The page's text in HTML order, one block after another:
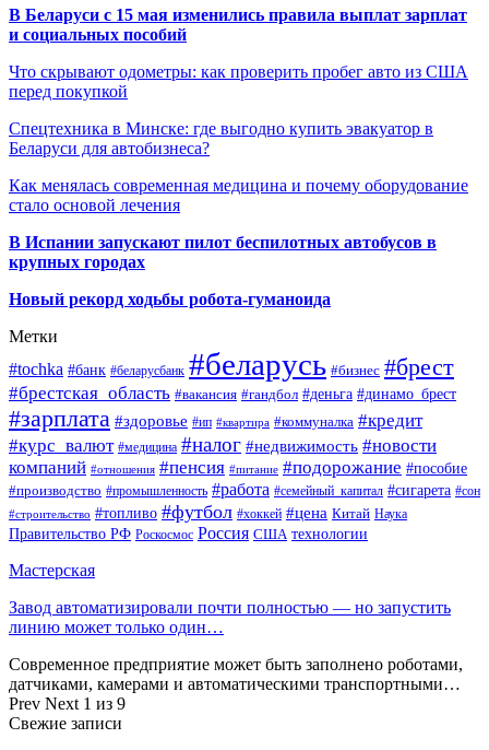
В Беларуси с 15 мая изменились правила выплат зарплат
и социальных пособий
Что скрывают одометры: как проверить пробег авто из США
перед покупкой
Спецтехника в Минске: где выгодно купить эвакуатор в
Беларуси для автобизнеса?
Как менялась современная медицина и почему оборудование
стало основой лечения
В Испании запускают пилот беспилотных автобусов в
крупных городах
Новый рекорд ходьбы робота-гуманоида
Метки
#tochka #банк #беларусбанк #беларусь #бизнес #брест
#брестская_область #вакансия #гандбол #деньга #динамо_брест
#зарплата #здоровье #ип #квартира #коммуналка #кредит
#курс_валют #медицина #налог #недвижимость #новости
компаний #отношения #пенсия #питание #подорожание #пособие
#производство #промышленность #работа #семейный_капитал #сигарета #сон
#строительство #топливо #футбол #хоккей #цена Китай Наука
Правительство РФ Роскосмос Россия США технологии
Мастерская
Завод автоматизировали почти полностью — но запустить
линию может только один…
Современное предприятие может быть заполнено роботами,
датчиками, камерами и автоматическими транспортными…
Prev Next 1 из 9
Свежие записи